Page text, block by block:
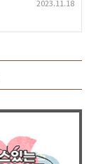
2023.11.18